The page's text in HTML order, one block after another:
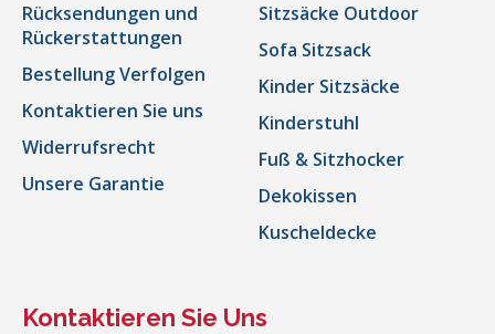
Rücksendungen und
Rückerstattungen
Bestellung Verfolgen
Kontaktieren Sie uns
Widerrufsrecht
Unsere Garantie
Sitzsäcke Outdoor
Sofa Sitzsack
Kinder Sitzsäcke
Kinderstuhl
Fuß & Sitzhocker
Dekokissen
Kuscheldecke
Kontaktieren Sie Uns